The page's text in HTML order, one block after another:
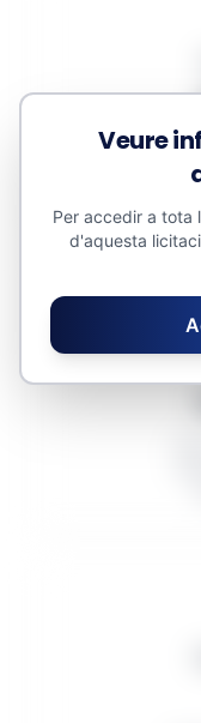
Veure
Per accedir a tota
d'aquesta